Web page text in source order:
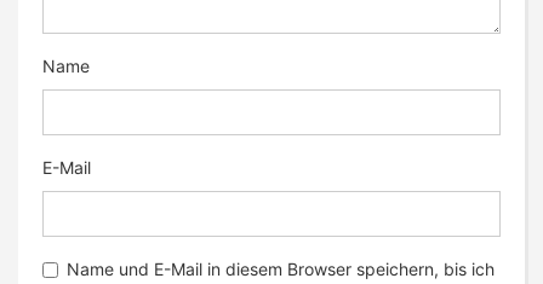
Name
E-Mail
Name und E-Mail in diesem Browser speichern, bis ich